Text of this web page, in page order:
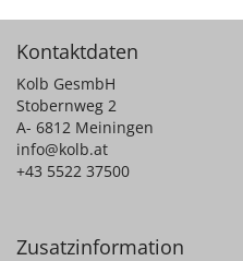
Kontaktdaten
Kolb GesmbH
Stobernweg 2
A- 6812 Meiningen
info@kolb.at
+43 5522 37500
Zusatzinformation